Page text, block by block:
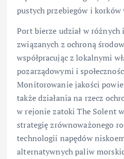
pustych przebiegów i
Port bierze udział w
związanych z ochroną
współpracując z lokalnymi
pozarządowymi i
Monitorowanie jakości
także działania na rzecz
w rejonie zatoki The Solent
strategię zrównoważonego
technologii napędów
alternatywnych paliw